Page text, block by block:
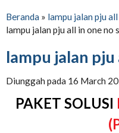
Beranda » lampu jalan pju
lampu jalan pju all in one no
lampu jalan
Diunggah pada 16 March
PAKET SOLUSI